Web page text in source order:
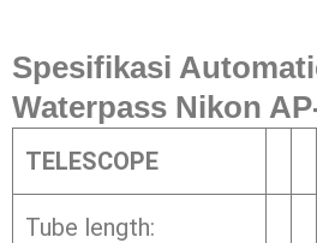
Spesifikasi
Waterpass Nikon
TELESCOPE
Tube length: